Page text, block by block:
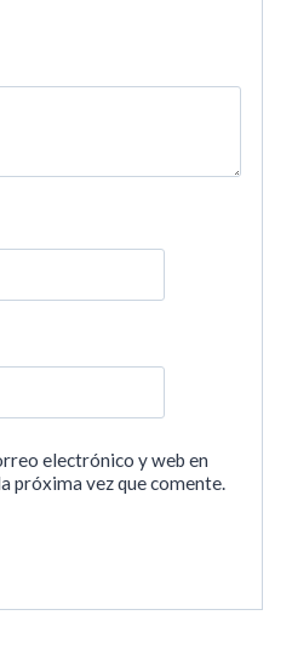
electrónico y web en
próxima vez que comente.